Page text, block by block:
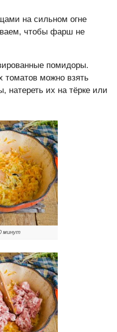
на сильном огне
чтобы фарш не
помидоры.
томатов можно взять
натереть их на тёрке или
минут